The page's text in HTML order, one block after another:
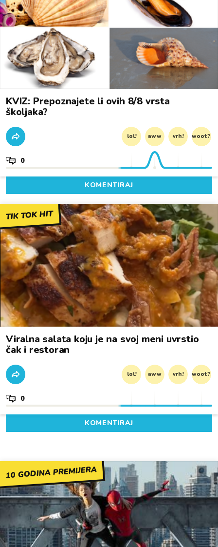
KVIZ: Prepoznajete li ovih 8/8 vrsta
školjaka?
lol! aww vrh! woot?!
0
KOMENTIRAJ
TIK TOK HIT
Viralna salata koju je na svoj meni uvrstio
čak i restoran
lol! aww vrh! woot?!
0
KOMENTIRAJ
10 GODINA PREMIJERA